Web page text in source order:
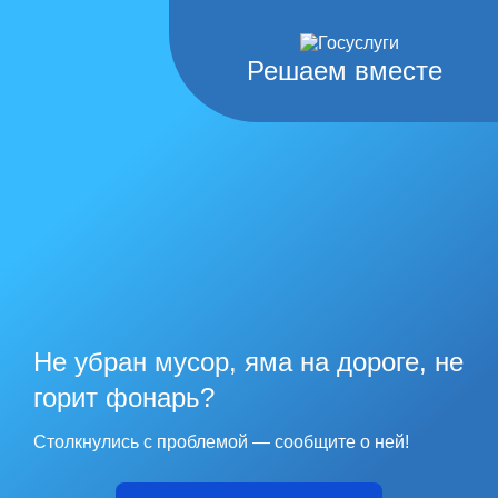
Решаем вместе
Не убран мусор, яма на дороге, не
горит фонарь?
Столкнулись с проблемой — сообщите о ней!